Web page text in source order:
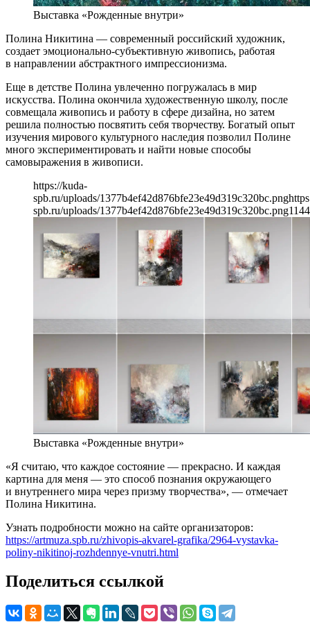
Выставка «Рожденные внутри»
Полина Никитина — современный российский художник,
создает эмоционально-субъективную живопись, работая
в направлении абстрактного импрессионизма.
Еще в детстве Полина увлеченно погружалась в мир
искусства. Полина окончила художественную школу, после
совмещала живопись и работу в сфере дизайна, но затем
решила полностью посвятить себя творчеству. Богатый опыт
изучения мирового культурного наследия позволил Полине
много экспериментировать и найти новые способы
самовыражения в живописи.
https://kuda-
spb.ru/uploads/1377b4ef42d876bfe23e49d319c320bc.png
spb.ru/uploads/1377b4ef42d876bfe23e49d319c320bc.png1144
Выставка «Рожденные внутри»
«Я считаю, что каждое состояние — прекрасно. И каждая
картина для меня — это способ познания окружающего
и внутреннего мира через призму творчества», — отмечает
Полина Никитина.
Узнать подробности можно на сайте организаторов:
https://artmuza.spb.ru/zhivopis-akvarel-grafika/2964-vystavka-
poliny-nikitinoj-rozhdennye-vnutri.html
Поделиться ссылкой